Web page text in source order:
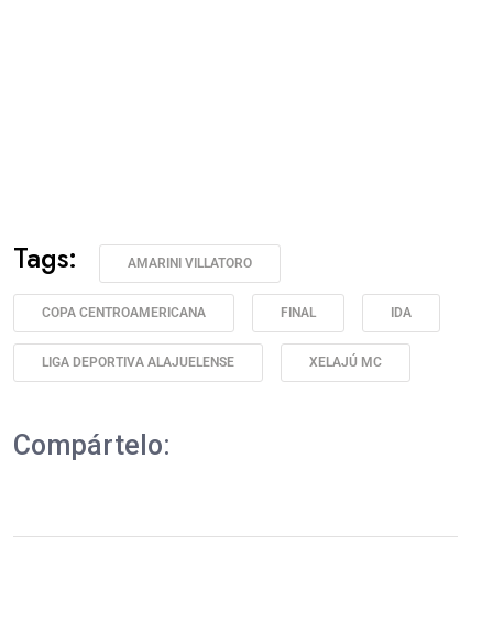
Tags: AMARINI VILLATORO
COPA CENTROAMERICANA FINAL IDA
LIGA DEPORTIVA ALAJUELENSE XELAJÚ MC
Compártelo: